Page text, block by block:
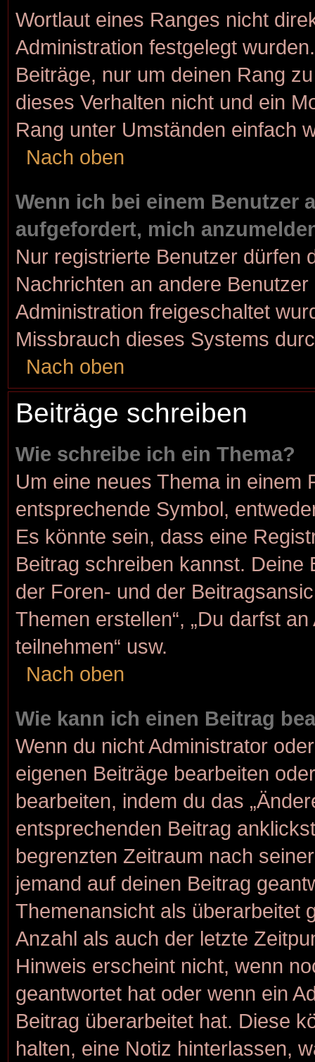
Wortlaut eines Ranges nicht
Administration festgelegt
Beiträge, nur um deinen Rang
dieses Verhalten nicht und ein
Rang unter Umständen einfach
Nach oben
Wenn ich bei einem Benutzer
aufgefordert, mich
Nur registrierte Benutzer dürfen
Nachrichten an andere
Administration freigeschaltet
Missbrauch dieses Systems
Nach oben
Beiträge schreiben
Wie schreibe ich ein Thema?
Um eine neues Thema in einem
entsprechende Symbol,
Es könnte sein, dass eine
Beitrag schreiben kannst. Deine
der Foren- und der
Themen erstellen“, „Du darfst
teilnehmen“ usw.
Nach oben
Wie kann ich einen Beitrag
Wenn du nicht Administrator
eigenen Beiträge bearbeiten
bearbeiten, indem du das
entsprechenden Beitrag
begrenzten Zeitraum nach
jemand auf deinen Beitrag
Themenansicht als überarbeitet
Anzahl als auch der letzte
Hinweis erscheint nicht, wenn
geantwortet hat oder wenn ein
Beitrag überarbeitet hat. Diese
halten, eine Notiz hinterlassen,